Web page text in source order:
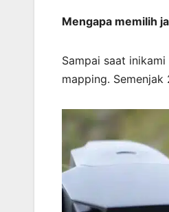
Mengapa memilih
Sampai saat
mapping.